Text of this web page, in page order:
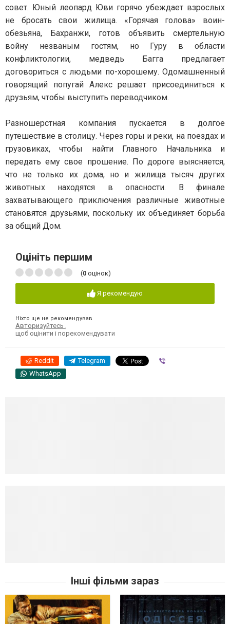
совет. Юный леопард Юви горячо убеждает взрослых
не бросать свои жилища. «Горячая голова» воин-
обезьяна, Бахранжи, готов объявить смертельную
войну незваным гостям, но Гуру в области
конфликтологии, медведь Багга предлагает
договориться с людьми по-хорошему. Одомашненный
говорящий попугай Алекс решает присоединиться к
друзьям, чтобы выступить переводчиком.
Разношерстная компания пускается в долгое
путешествие в столицу. Через горы и реки, на поездах и
грузовиках, чтобы найти Главного Начальника и
передать ему свое прошение. По дороге выясняется,
что не только их дома, но и жилища тысяч других
животных находятся в опасности. В финале
захватывающего приключения различные животные
становятся друзьями, поскольку их объединяет борьба
за общий Дом.
Оцініть першим
(0 оцінок)
Я рекомендую
Ніхто ще не рекомендував
Авторизуйтесь ,
щоб оцінити і порекомендувати
Reddit Telegram
WhatsApp
Інші фільми зараз